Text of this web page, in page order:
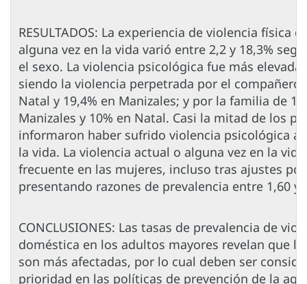
RESULTADOS: La experiencia de violencia física
alguna vez en la vida varió entre 2,2 y 18,3%
el sexo. La violencia psicológica fue más elevada
siendo la violencia perpetrada por el compañero
Natal y 19,4% en Manizales; y por la familia de
Manizales y 10% en Natal. Casi la mitad de los
informaron haber sufrido violencia psicológica
la vida. La violencia actual o alguna vez en la
frecuente en las mujeres, incluso tras ajustes
presentando razones de prevalencia entre 1,60 y
CONCLUSIONES: Las tasas de prevalencia de
doméstica en los adultos mayores revelan que
son más afectadas, por lo cual deben ser
prioridad en las políticas de prevención de la